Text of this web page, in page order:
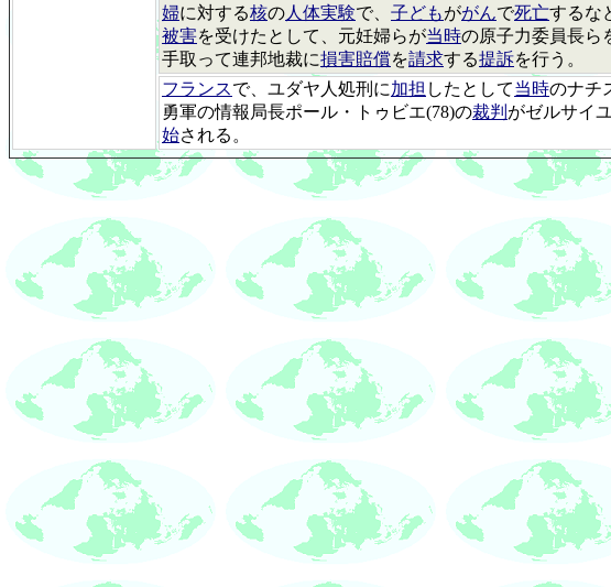
婦に対する核の人体実験で、 子どもががんで死亡するな
被害を受けたとして、元妊婦らが当時の原子力委員長ら
手取って連邦地裁に損害賠償を請求する提訴を行う。
フランスで、ユダヤ人処刑に加担 したとして当時のナチ
勇軍の情報局長ポール・トゥビエ(78)の裁判 がゼルサイ
始される。